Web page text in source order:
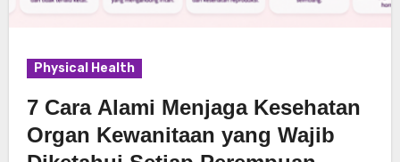
Physical Health
7 Cara Alami Menjaga Kesehatan
Organ Kewanitaan yang Wajib